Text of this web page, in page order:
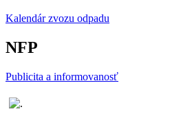
Kalendár zvozu odpadu
NFP
Publicita a informovanosť